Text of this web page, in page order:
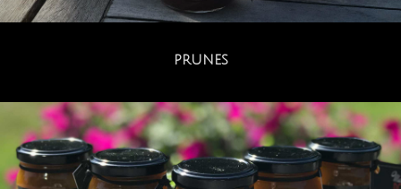
PRUNES